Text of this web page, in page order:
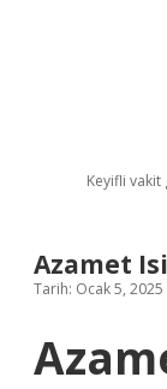
Keyifli vakit
Azamet
Tarih: Ocak 5, 2025